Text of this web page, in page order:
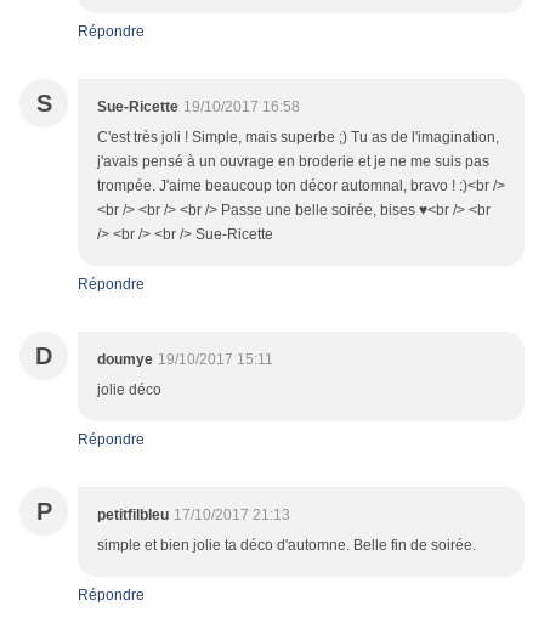
Répondre
S Sue-Ricette 19/10/2017 16:58
C'est très joli ! Simple, mais superbe ;) Tu as de l'imagination,
j'avais pensé à un ouvrage en broderie et je ne me suis pas
trompée. J'aime beaucoup ton décor automnal, bravo ! :)<br />
<br /> <br /> <br /> Passe une belle soirée, bises ♥<br /> <br
/> <br /> <br /> Sue-Ricette
Répondre
D doumye 19/10/2017 15:11
jolie déco
Répondre
P petitfilbleu 17/10/2017 21:13
simple et bien jolie ta déco d'automne. Belle fin de soirée.
Répondre